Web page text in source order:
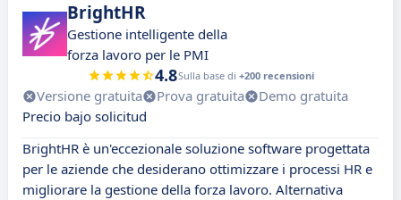
BrightHR
Gestione intelligente della
forza lavoro per le PMI
4.8Sulla base di +200 recensioni
Versione gratuita Prova gratuita
Demo gratuita
Precio bajo solicitud
BrightHR è un'eccezionale soluzione software progettata
per le aziende che desiderano ottimizzare i processi HR e
migliorare la gestione della forza lavoro. Alternativa